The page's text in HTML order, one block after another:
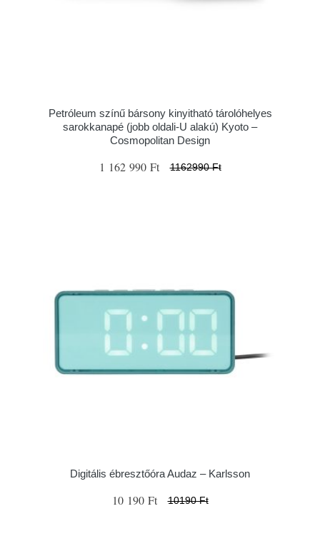
Petróleum színű bársony kinyitható tárolóhelyes
sarokkanapé (jobb oldali-U alakú) Kyoto –
Cosmopolitan Design
1 162 990 Ft 1162990 Ft
Digitális ébresztőóra Audaz – Karlsson
10 190 Ft 10190 Ft